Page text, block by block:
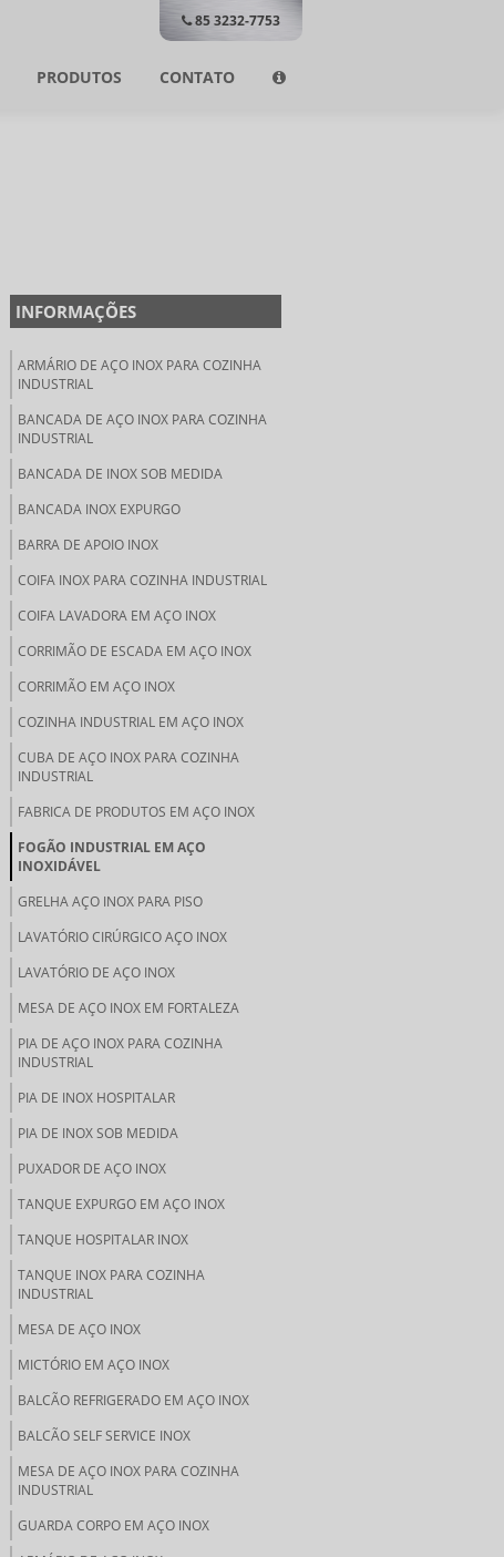
PRODUTOS CONTATO
85 3232-7753
INFORMAÇÕES
ARMÁRIO DE AÇO INOX PARA COZINHA
INDUSTRIAL
BANCADA DE AÇO INOX PARA COZINHA
INDUSTRIAL
BANCADA DE INOX SOB MEDIDA
BANCADA INOX EXPURGO
BARRA DE APOIO INOX
COIFA INOX PARA COZINHA INDUSTRIAL
COIFA LAVADORA EM AÇO INOX
CORRIMÃO DE ESCADA EM AÇO INOX
CORRIMÃO EM AÇO INOX
COZINHA INDUSTRIAL EM AÇO INOX
CUBA DE AÇO INOX PARA COZINHA
INDUSTRIAL
FABRICA DE PRODUTOS EM AÇO INOX
FOGÃO INDUSTRIAL EM AÇO
INOXIDÁVEL
GRELHA AÇO INOX PARA PISO
LAVATÓRIO CIRÚRGICO AÇO INOX
LAVATÓRIO DE AÇO INOX
MESA DE AÇO INOX EM FORTALEZA
PIA DE AÇO INOX PARA COZINHA
INDUSTRIAL
PIA DE INOX HOSPITALAR
PIA DE INOX SOB MEDIDA
PUXADOR DE AÇO INOX
TANQUE EXPURGO EM AÇO INOX
TANQUE HOSPITALAR INOX
TANQUE INOX PARA COZINHA
INDUSTRIAL
MESA DE AÇO INOX
MICTÓRIO EM AÇO INOX
BALCÃO REFRIGERADO EM AÇO INOX
BALCÃO SELF SERVICE INOX
MESA DE AÇO INOX PARA COZINHA
INDUSTRIAL
GUARDA CORPO EM AÇO INOX